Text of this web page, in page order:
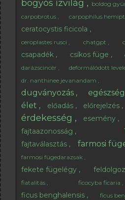
bogyós ízvilág boldog
carpobrotus carpophilus
ceratocystis ficicola
ceroplastes rusci
chatgpt
csapadék csíkos füge
darázscincér
deformálódott
dr. nanthinee jevanandam
dugványozás egészség
élet előadás előrejelzés
érdekesség esemény
fajtaazonosság
fajtaválasztás farmosi
farmosi fügedarazsak
fekete fügelégy
fiatalítás
ficocyba ficaria
ficus benghalensis ficus